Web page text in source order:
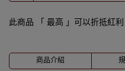
此商品 「 最高 」可以折抵紅利
商品介紹